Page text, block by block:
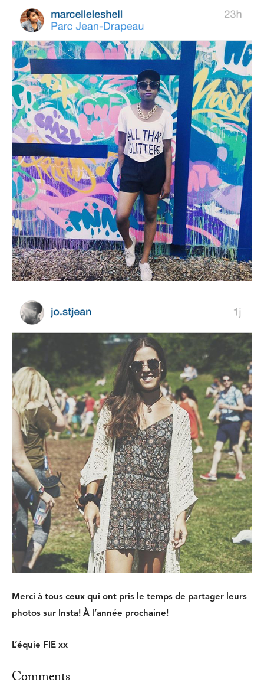
Merci à tous ceux qui ont pris le temps de partager leurs
photos sur Insta! À l’année prochaine!
L’équie FIE xx
Comments